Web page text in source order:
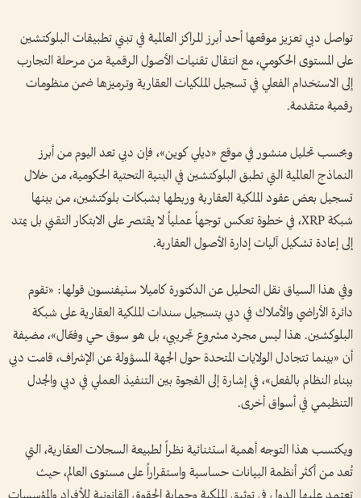
تواصل دبي تعزيز موقعها أحد أبرز المراكز العالمية في تبني تطبيقات البلوكتشين
على المستوى الحكومي، مع انتقال تقنيات الأصول الرقمية من مرحلة التجارب
إلى الاستخدام الفعلي في تسجيل الملكيات العقارية وترميزها ضمن منظومات
رقمية متقدمة.
وبحسب تحليل منشور في موقع «ديلي كوين»، فإن دبي تعد اليوم من أبرز
النماذج العالمية التي تطبق البلوكتشين في البنية التحتية الحكومية، من خلال
تسجيل بعض عقود الملكية العقارية وربطها بشبكات بلوكتشين، من بينها
شبكة XRP، في خطوة تعكس توجهاً عملياً لا يقتصر على الابتكار التقني بل يمتد
إلى إعادة تشكيل آليات إدارة الأصول العقارية.
وفي هذا السياق نقل التحليل عن الدكتورة كاميلا ستيفنسون قولها: «تقوم
دائرة الأراضي والأملاك في دبي بتسجيل سندات الملكية العقارية على شبكة
البلوكشين. هذا ليس مجرد مشروع تجريبي، بل هو سوق حي وفعّال»، مضيفة
أن «بينما تتجادل الولايات المتحدة حول الجهة المسؤولة عن الإشراف، قامت دبي
ببناء النظام بالفعل»، في إشارة إلى الفجوة بين التنفيذ العملي في دبي والجدل
التنظيمي في أسواق أخرى.
ويكتسب هذا التوجه أهمية استثنائية نظراً لطبيعة السجلات العقارية، التي
تُعد من أكثر أنظمة البيانات حساسية واستقراراً على مستوى العالم، حيث